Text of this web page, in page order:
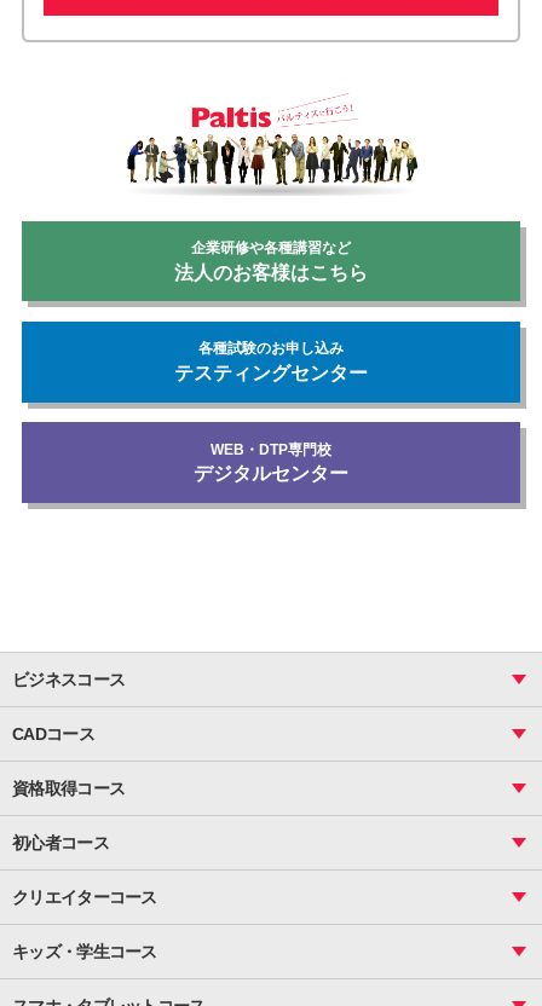
企業研修や各種講習など
法人のお客様はこちら
各種試験のお申し込み
テスティングセンター
WEB・DTP専門校
デジタルセンター
ビジネスコース
関数
ピボットテーブル
マクロ
資料作成（基礎）
資料作成（応用）
CADコース
図面作成（基礎）
図面作成（応用）
資格取得コース
ビジネス統計
CS
サーティファイ
初心者コース
インターネット活用
メール活用
クリエイターコース
基礎
応用
キッズ・学生コース